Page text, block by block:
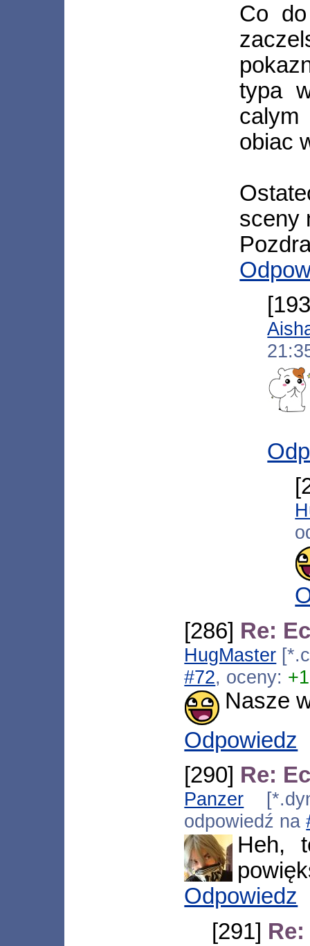
Co
typa
obiac
sceny
[286] Re:
HugMaster
#72, oceny: +1
Nasze
Odpowiedz
[290] Re:
Panzer
odpowiedź na
Heh,
Odpowiedz
[291]